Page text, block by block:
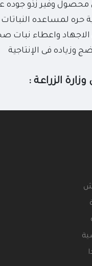
وفير زذو جوده
حره لمساعده
واعطاء نبات
وزياده فى الإنتاجية
الزراعة :